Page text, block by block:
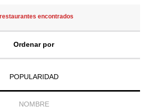
encontrados
Ordenar por
POPULARIDAD
NOMBRE